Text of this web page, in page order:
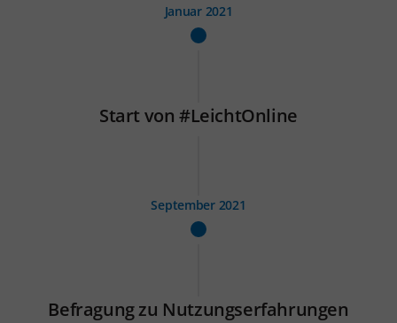
Januar 2021
Start von #LeichtOnline
September 2021
Befragung zu Nutzungserfahrungen